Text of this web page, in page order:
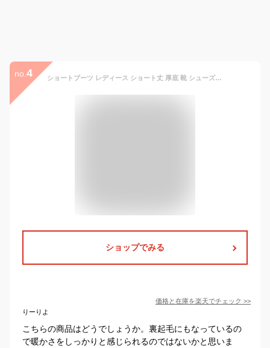
no. 4 ショートブーツ レディース ショート丈 厚底 靴 シューズ 裏起毛 秋冬 美脚 アウトドア 暖かい 防寒 あったかい ファッション カジュアル 滑り止め モコモコ フワフワ おしゃれ 疲れない靴 歩きやすい
ショップでみる
価格と在庫を楽天でチェック >>
りーりよ
こちらの商品はどうでしょうか。裏起毛にもなっているの
で暖かさをしっかりと感じられるのではないかと思いま